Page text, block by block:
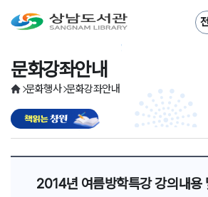
문화행사 문화강좌안내
문화강좌안내
2014년 여름방학특강 강의내용